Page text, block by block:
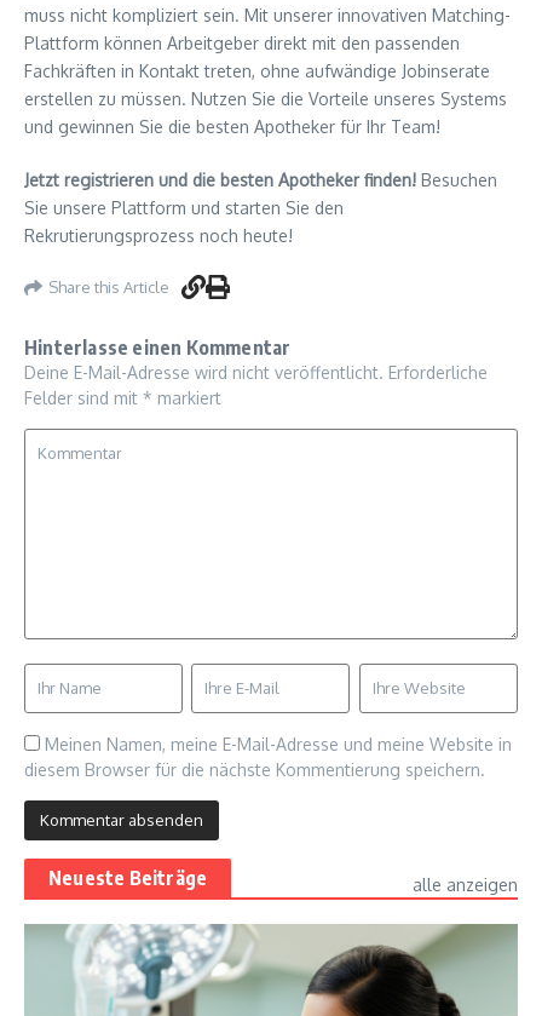
muss nicht kompliziert sein. Mit unserer innovativen Matching-
Plattform können Arbeitgeber direkt mit den passenden
Fachkräften in Kontakt treten, ohne aufwändige Jobinserate
erstellen zu müssen. Nutzen Sie die Vorteile unseres Systems
und gewinnen Sie die besten Apotheker für Ihr Team!
Jetzt registrieren und die besten Apotheker finden! Besuchen
Sie unsere Plattform und starten Sie den
Rekrutierungsprozess noch heute!
Share this Article
Hinterlasse einen Kommentar
Deine E-Mail-Adresse wird nicht veröffentlicht. Erforderliche
Felder sind mit * markiert
Meinen Namen, meine E-Mail-Adresse und meine Website in
diesem Browser für die nächste Kommentierung speichern.
Neueste Beiträge alle anzeigen